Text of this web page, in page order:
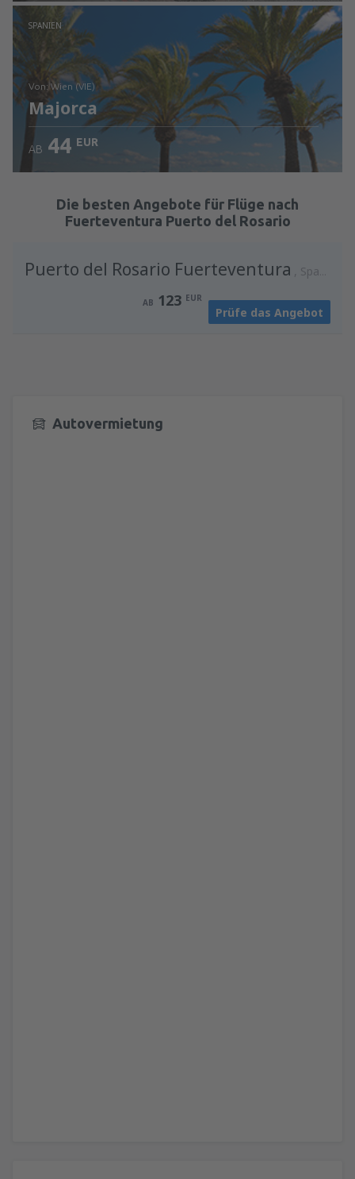
Prüfe die Einzelheiten
SPANIEN
von: Wien (VIE)
Majorca
Prüfe die Einzelheiten
AB 44 EUR
Die besten Angebote für Flüge nach
Fuerteventura Puerto del Rosario
Puerto del Rosario Fuerteventura Spanien
AB 123 EUR
Prüfe das Angebot
Autovermietung